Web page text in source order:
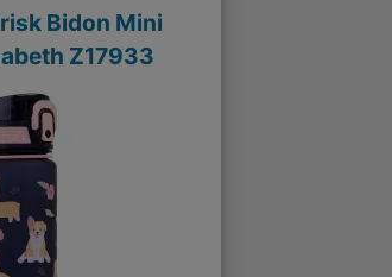
Bidon Mini
Z17933